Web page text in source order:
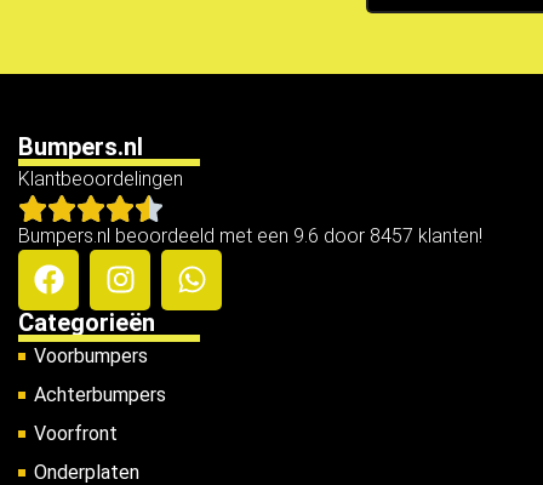
Bumpers.nl
Klantbeoordelingen
Bumpers.nl beoordeeld met een 9.6 door 8457 klanten!
Categorieën
Voorbumpers
Achterbumpers
Voorfront
Onderplaten